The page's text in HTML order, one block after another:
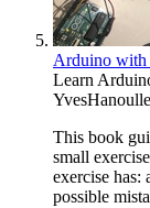
Arduino with
Learn
YvesHanoulle
This book
small
exercise has:
possible